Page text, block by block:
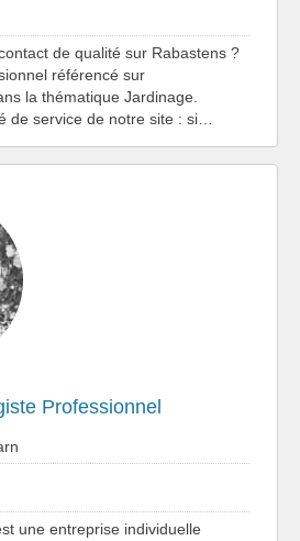
de qualité sur Rabastens ?
référencé sur
la thématique Jardinage.
de service de notre site : si…
Professionnel
une entreprise individuelle